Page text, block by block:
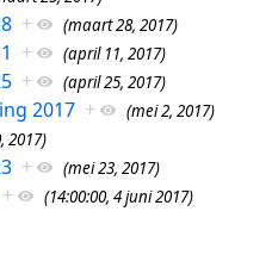
+ (maart 28, 2017)
+ (april 11, 2017)
+ (april 25, 2017)
2017 + (mei 2, 2017)
2017)
+ (mei 23, 2017)
+ (14:00:00, 4 juni 2017)